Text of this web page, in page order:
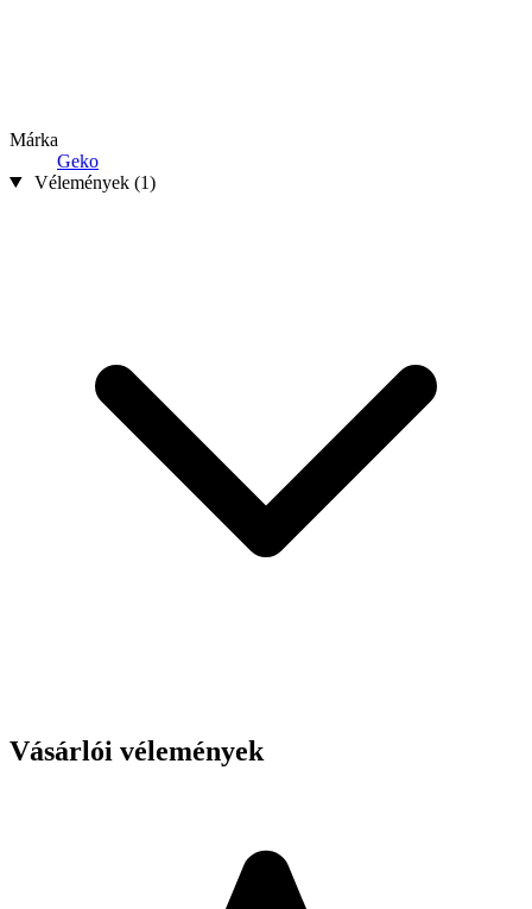
Márka
Geko
Vélemények (1)
Vásárlói vélemények